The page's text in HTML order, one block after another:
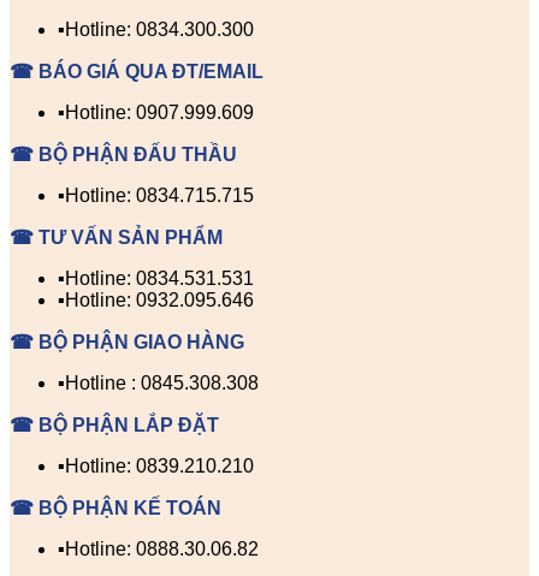
▪️Hotline: 0834.300.300
☎ BÁO GIÁ QUA ĐT/EMAIL
▪️Hotline: 0907.999.609
☎ BỘ PHẬN ĐẤU THẦU
▪️Hotline: 0834.715.715
☎ TƯ VẤN SẢN PHẨM
▪️Hotline: 0834.531.531
▪️Hotline: 0932.095.646
☎ BỘ PHẬN GIAO HÀNG
▪️Hotline : 0845.308.308
☎ BỘ PHẬN LẮP ĐẶT
▪️Hotline: 0839.210.210
☎ BỘ PHẬN KẾ TOÁN
▪️Hotline: 0888.30.06.82